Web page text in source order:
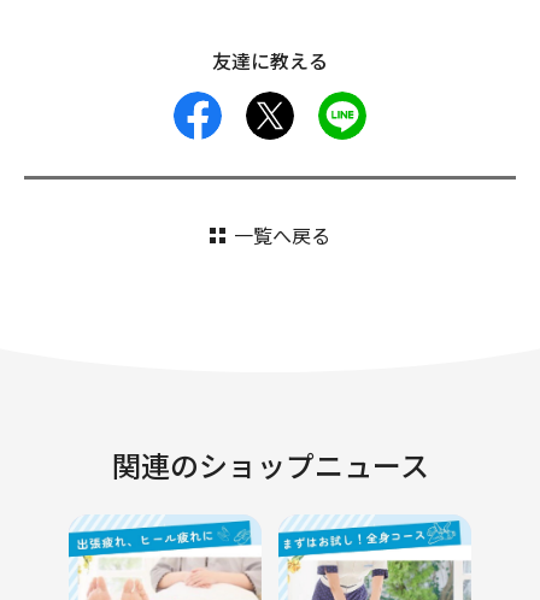
友達に教える
facebook
一覧へ戻る
関連のショップニュース